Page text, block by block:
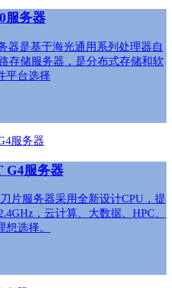
服务器
器是基于海光通用系列处理器自
存储服务器，是分布式存储和软
平台选择
G4服务器
片服务器采用全新设计CPU，提
，云计算、大数据、HPC、
选择。